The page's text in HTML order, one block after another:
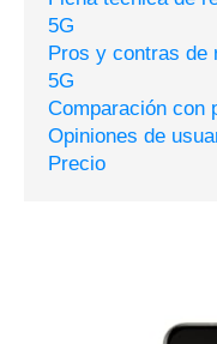
5G
Pros y contras de
5G
Comparación con
Opiniones de
Precio